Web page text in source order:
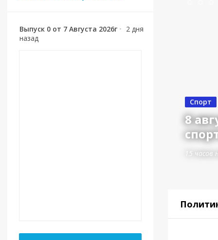
Выпуск 0 от 7 Августа 2026г • 2 дня
назад
Спорт
8
15 часов